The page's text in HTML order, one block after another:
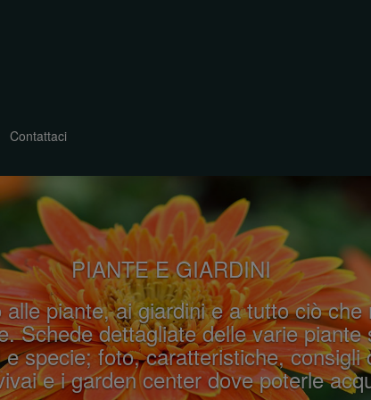
Contattaci
PIANTE E GIARDINI
piante, ai giardini e a tutto ciò che
Schede dettagliate delle varie piante
specie; foto, caratteristiche, consigli
e i garden center dove poterle